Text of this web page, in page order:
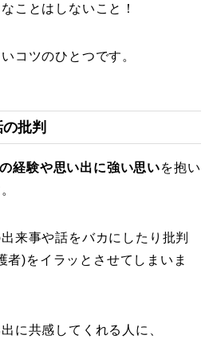
ことはしないこと！
コツのひとつです。
批判
経験や思い出に強い思いを抱い
来事や話をバカにしたり批判
者)をイラッとさせてしまいま
に共感してくれる人に、